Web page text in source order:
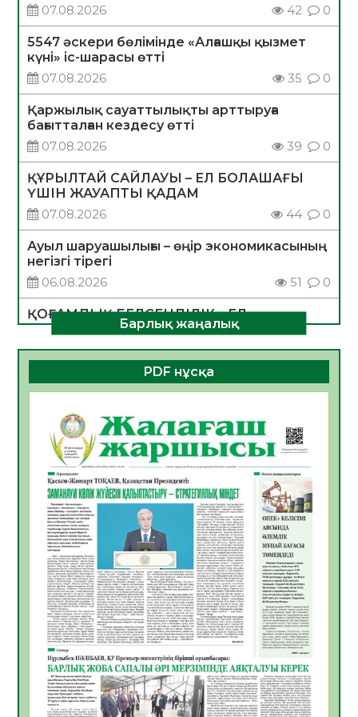
07.08.2026 42 0
5547 әскери бөлімінде «Алғашқы қызмет
күні» іс-шарасы өтті
07.08.2026
35 0
Қаржылық сауаттылықты арттыруға
бағытталған кездесу өтті
07.08.2026
39 0
ҚҰРЫЛТАЙ САЙЛАУЫ – ЕЛ БОЛАШАҒЫ
ҮШІН ЖАУАПТЫ ҚАДАМ
07.08.2026
44 0
Ауыл шаруашылығы – өңір экономикасының
негізгі тірегі
06.08.2026
51 0
ҚОҒАМДЫҚ БЕЛСЕНДІЛІК – ЕЛ
ДАМУЫНЫҢ НЕГІЗІ
06.08.2026
49 0
ҚҰРЫЛТАЙ САЙЛАУЫ – БОЛАШАҚҚА
БАСТАР ЖАУАПТЫ ТАҢДАУ
06.08.2026
Инфекциялық ауруларға қарсы иммундау
жұмыстарының тиімділігі
06.08.2026
53
Көкжөтел ауруы туралы
06.08.2026
51
АПВ вакцинасы туралы мәлімет
06.08.2026
49
Open Air: Қызылорда облысы полиция
департаменті 20 мыңнан астам
көрерменнің қауіпсіздігін қамтамасыз етті
06.08.2026
62
ҚЫЗЫЛОРДАДА «САНАЛЫ ҰРПАҚ –
Барлық жаңалық
PDF нұсқа